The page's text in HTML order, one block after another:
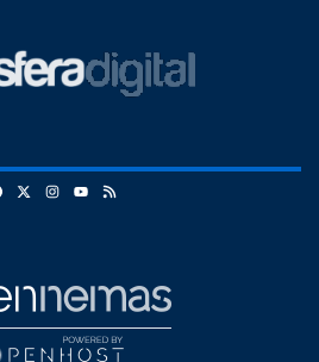
FacebookInstagram